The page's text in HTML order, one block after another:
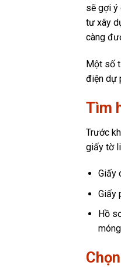
sẽ gợi ý
tư xây
càng
Một số
điện dự
Tìm
Trước
giấy tờ
Giấy
Giấy
Hồ